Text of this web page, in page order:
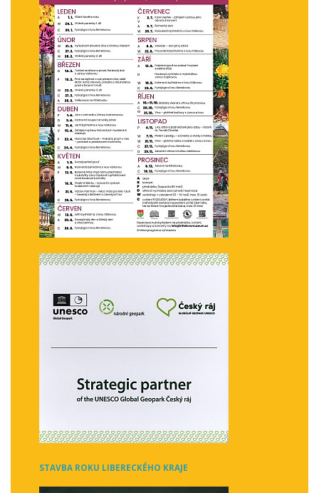
STAVBA ROKU LIBERECKÉHO KRAJE